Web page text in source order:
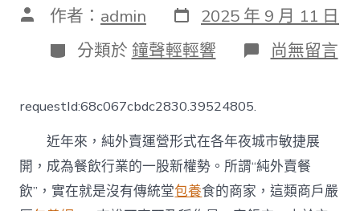
文 作者： admin 發
表
日
期
2025 年 9 月 11 日
分
類
分類於 鐘聲輕輕響 在
〈全
網
國
首
個
“無
尚無留言
requestId:68c067cbdc2830.39524805.
近年來，純外賣運營形式在各年夜城市敏捷展
開，成為餐飲行業的一股新權勢。所謂“純外賣餐
飲”，實在就是沒有傳統堂包養食的商家，這類商戶嚴